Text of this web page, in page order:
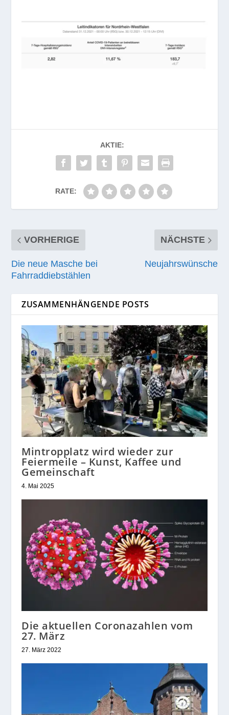
AKTIE:
RATE:
VORHERIGE
Die neue Masche bei
Fahrraddiebstählen
NÄCHSTE
Neujahrswünsche
ZUSAMMENHÄNGENDE POSTS
Mintropplatz wird wieder zur
Feiermeile – Kunst, Kaffee und
Gemeinschaft
4. Mai 2025
Die aktuellen Coronazahlen vom
27. März
27. März 2022